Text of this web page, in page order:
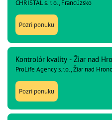
CHRISTAL s. r. o., Francúzsko
Pozri ponuku
Kontrolór kvality - Žiar nad
ProLife Agency s.r.o., Žiar nad
Pozri ponuku